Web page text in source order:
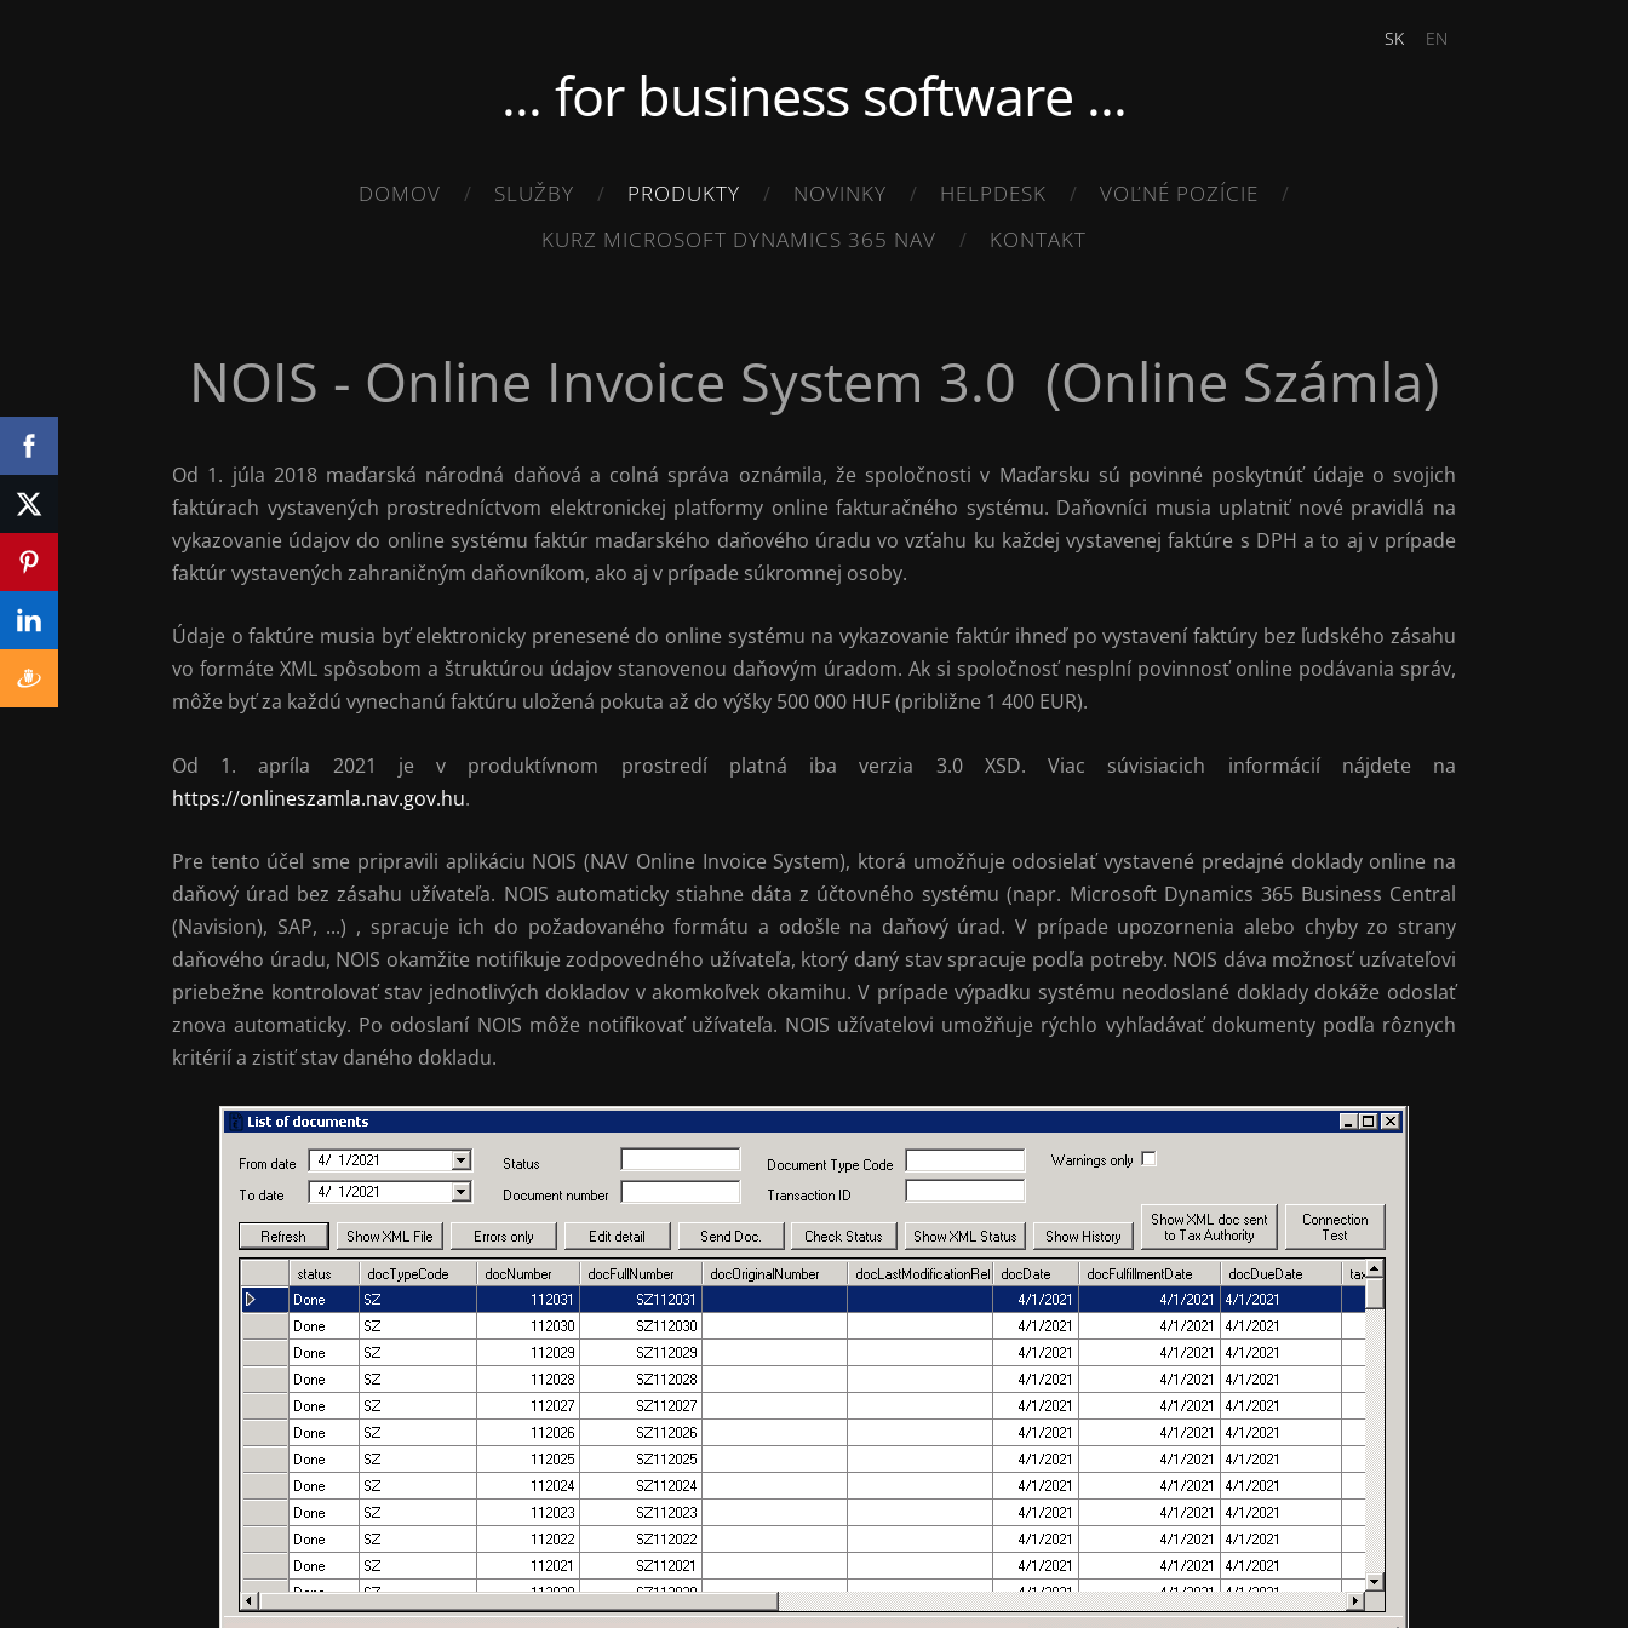
... for business software ...
DOMOV SLUŽBY PRODUKTY NOVINKY HELPDESK
VOĽNÉ POZÍCIE
KURZ MICROSOFT DYNAMICS 365 NAV
KONTAKT
SK EN
NOIS - Online Invoice System 3.0 (Online Számla)
Od 1. júla 2018 maďarská národná daňová a colná správa oznámila, že spoločnosti v Maďarsku sú povinné poskytnúť údaje o svojich
faktúrach vystavených prostredníctvom elektronickej platformy online fakturačného systému. Daňovníci musia uplatniť nové pravidlá na
vykazovanie údajov do online systému faktúr maďarského daňového úradu vo vzťahu ku každej vystavenej faktúre s DPH a to aj v prípade
faktúr vystavených zahraničným daňovníkom, ako aj v prípade súkromnej osoby.
Údaje o faktúre musia byť elektronicky prenesené do online systému na vykazovanie faktúr ihneď po vystavení faktúry bez ľudského zásahu
vo formáte XML spôsobom a štruktúrou údajov stanovenou daňovým úradom. Ak si spoločnosť nesplní povinnosť online podávania správ,
môže byť za každú vynechanú faktúru uložená pokuta až do výšky 500 000 HUF (približne 1 400 EUR).
Od 1. apríla 2021 je v produktívnom prostredí platná iba verzia 3.0 XSD. Viac súvisiacich informácií nájdete na
https://onlineszamla.nav.gov.hu.
Pre tento účel sme pripravili aplikáciu NOIS (NAV Online Invoice System), ktorá umožňuje odosielať vystavené predajné doklady online na
daňový úrad bez zásahu užívateľa. NOIS automaticky stiahne dáta z účtovného systému(napr. Microsoft Dynamics 365 Business Central
(Navision), SAP, ...) , spracuje ich do požadovaného formátu a odošle na daňový úrad. V prípade upozornenia alebo chyby zo strany
daňového úradu, NOIS okamžite notifikuje zodpovedného užívateľa, ktorý daný stav spracuje podľa potreby. NOIS dáva možnosť uzívateľovi
priebežne kontrolovať stav jednotlivých dokladov v akomkoľvek okamihu. V prípade výpadku systému neodoslané doklady dokáže odoslať
znova automaticky. Po odoslaní NOIS môže notifikovať užívateľa. NOIS užívatelovi umožňuje rýchlo vyhľadávať dokumenty podľa rôznych
kritérií a zistiť stav daného dokladu.